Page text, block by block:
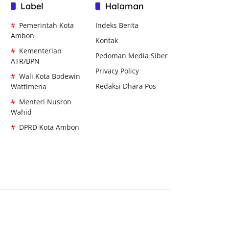
Label
Pemerintah Kota
Ambon
Kementerian
ATR/BPN
Wali Kota Bodewin
Wattimena
Menteri Nusron
Wahid
DPRD Kota Ambon
Halaman
Indeks Berita
Kontak
Pedoman Media Siber
Privacy Policy
Redaksi Dhara Pos